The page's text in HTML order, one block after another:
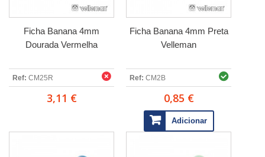
Ficha Banana 4mm
Dourada Vermelha
Ref: CM25R
3,11 €
Ficha Banana 4mm Preta
Velleman
Ref: CM2B
0,85 €
Adicionar